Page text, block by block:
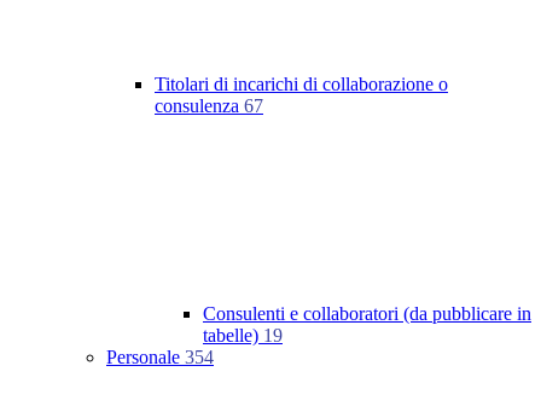
Titolari di incarichi di collaborazione o
consulenza 67
Consulenti e collaboratori (da pubblicare in
tabelle) 19
Personale 354